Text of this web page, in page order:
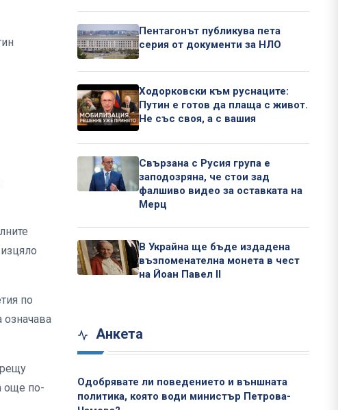
по
означава
още по-
Пентагонът публикува пета
серия от документи за НЛО
Ходорковски към руснаците:
Путин е готов да плаща с живот.
Не със своя, а с вашия
Свързана с Русия група е
заподозряна, че стои зад
фалшиво видео за оставката на
Мерц
В Украйна ще бъде издадена
възпоменателна монета в чест
на Йоан Павел II
Анкета
Одобрявате ли поведението и външната
политика, която води министър Петрова-